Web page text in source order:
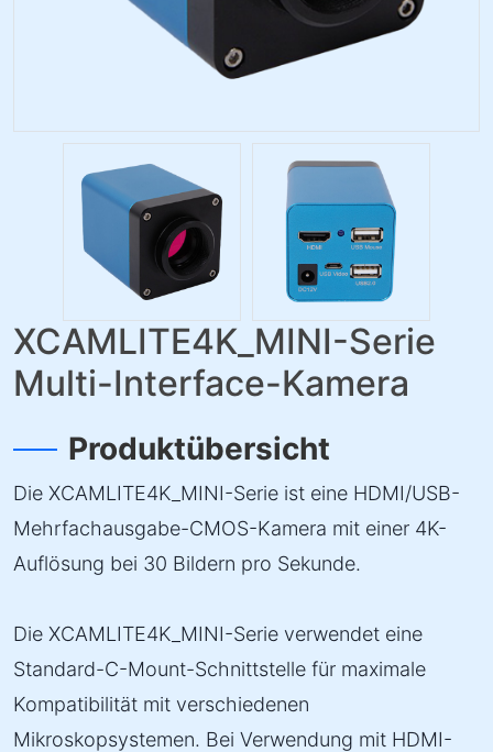
XCAMLITE4K_MINI-Serie
Multi-Interface-Kamera
Produktübersicht
Die XCAMLITE4K_MINI-Serie ist eine HDMI/USB-
Mehrfachausgabe-CMOS-Kamera mit einer 4K-
Auflösung bei 30 Bildern pro Sekunde.
Die XCAMLITE4K_MINI-Serie verwendet eine
Standard-C-Mount-Schnittstelle für maximale
Kompatibilität mit verschiedenen
Mikroskopsystemen. Bei Verwendung mit HDMI-